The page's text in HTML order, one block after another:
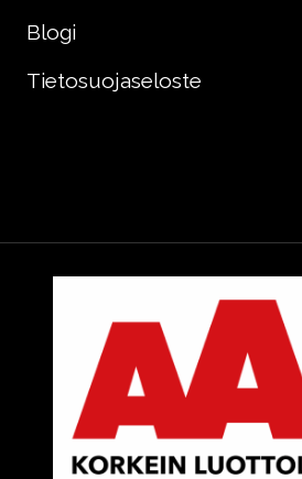
Blogi
Tietosuojaseloste